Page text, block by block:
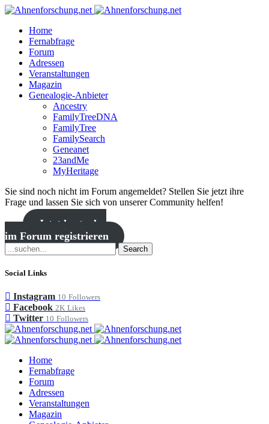
Home
Fernabfrage
Forum
Adressen
Veranstaltungen
Magazin
Genealogie-Anbieter
Ancestry
FamilyTreeDNA
FamilyTree
FamilySearch
Geneanet
23andMe
MyHeritage
Sie sind noch nicht im Forum angemeldet? Stellen Sie jetzt ihre
Frage und lassen Sie sich von unserer Community helfen!
Jetzt kostenlos
im Forum registrieren
Search
Social Links
Instagram 10 Followers
Facebook 2K Likes
Twitter 10 Followers
Home
Fernabfrage
Forum
Adressen
Veranstaltungen
Magazin